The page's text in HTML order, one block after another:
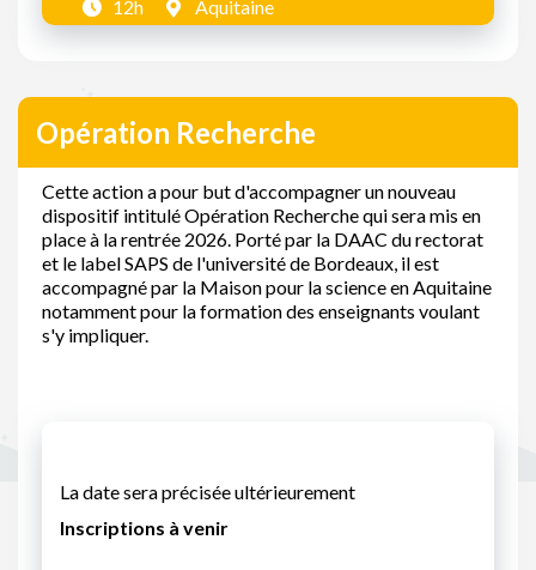
12h Aquitaine
Opération Recherche
Cette action a pour but d'accompagner un nouveau
dispositif intitulé Opération Recherche qui sera mis en
place à la rentrée 2026. Porté par la DAAC du rectorat
et le label SAPS de l'université de Bordeaux, il est
accompagné par la Maison pour la science en Aquitaine
notamment pour la formation des enseignants voulant
s'y impliquer.
La date sera précisée ultérieurement
Inscriptions à venir